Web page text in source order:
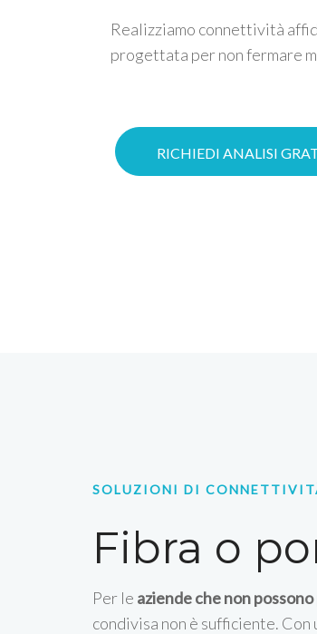
Realizziamo connettività
progettata per non fermare
RICHIEDI ANALISI
SOLUZIONI DI
Fibra o
Per le aziende che non
condivisa non è sufficiente.